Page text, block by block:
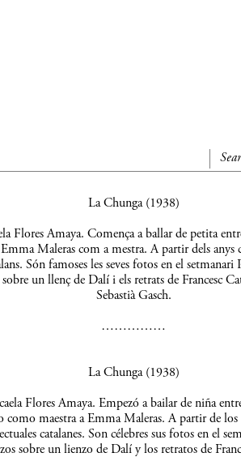
La Chunga (1938)
Flores Amaya. Comença a ballar de petita
Maleras com a mestra. A partir dels
Són famoses les seves fotos en el
sobre un llenç de Dalí i els retrats de Francesc
Sebastià Gasch.
……………
La Chunga (1938)
Flores Amaya. Empezó a bailar de niña entre
como maestra a Emma Maleras. A partir de
catalanes. Son célebres sus fotos en el
sobre un lienzo de Dalí y los retratos de